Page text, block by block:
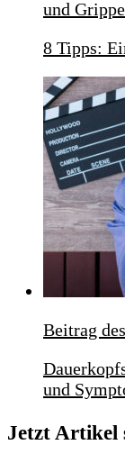
und Grippe
8 Tipps:
Beitrag
und
Jetzt Artikel